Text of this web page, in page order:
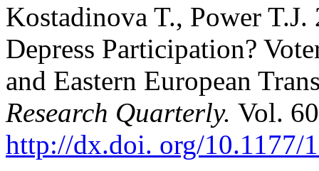
Kostadinova T., Power
Depress Participation?
and Eastern European
Research Quarterly. Vol.
http://dx.doi. org/10.1177/